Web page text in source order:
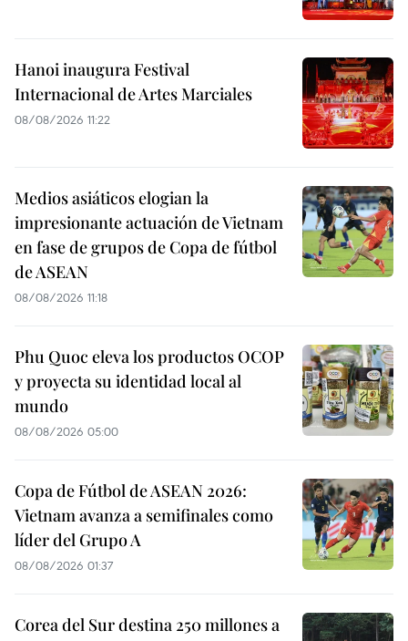
Hanoi inaugura Festival
Internacional de Artes Marciales
08/08/2026 11:22
Medios asiáticos elogian la
impresionante actuación de Vietnam
en fase de grupos de Copa de fútbol
de ASEAN
08/08/2026 11:18
Phu Quoc eleva los productos OCOP
y proyecta su identidad local al
mundo
08/08/2026 05:00
Copa de Fútbol de ASEAN 2026:
Vietnam avanza a semifinales como
líder del Grupo A
08/08/2026 01:37
Corea del Sur destina 250 millones a